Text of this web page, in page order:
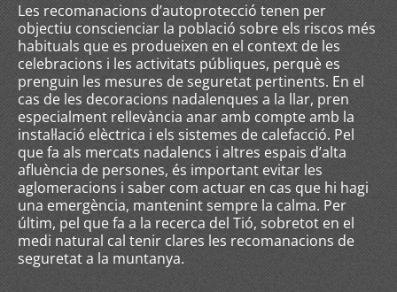
Les recomanacions d’autoprotecció tenen per
objectiu conscienciar la població sobre els riscos més
habituals que es produeixen en el context de les
celebracions i les activitats públiques, perquè es
prenguin les mesures de seguretat pertinents. En el
cas de les decoracions nadalenques a la llar, pren
especialment rellevància anar amb compte amb la
instal·lació elèctrica i els sistemes de calefacció. Pel
que fa als mercats nadalencs i altres espais d’alta
afluència de persones, és important evitar les
aglomeracions i saber com actuar en cas que hi hagi
una emergència, mantenint sempre la calma. Per
últim, pel que fa a la recerca del Tió, sobretot en el
medi natural cal tenir clares les recomanacions de
seguretat a la muntanya.